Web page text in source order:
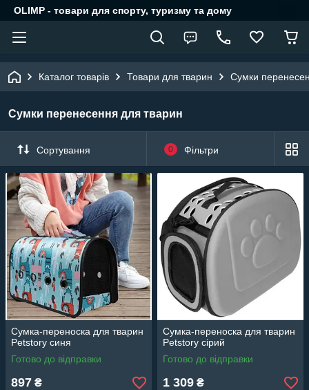
OLIMP - товари для спорту, туризму та дому
Каталог товарів Товари для тварин Сумки
Сумки перенесення для тварин
Сортування 0 Фільтри
Сумка-переноска для тварин
Petstory синя
Готово до відправки
897 ₴
Сумка-переноска для тварин
Petstory сірий
Готово до відправки
1 309 ₴